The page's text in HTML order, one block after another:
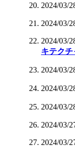
2024/03/
2024/03/
2024/03/
キテク
2024/03/
2024/03/
2024/03/
2024/03/
2024/03/